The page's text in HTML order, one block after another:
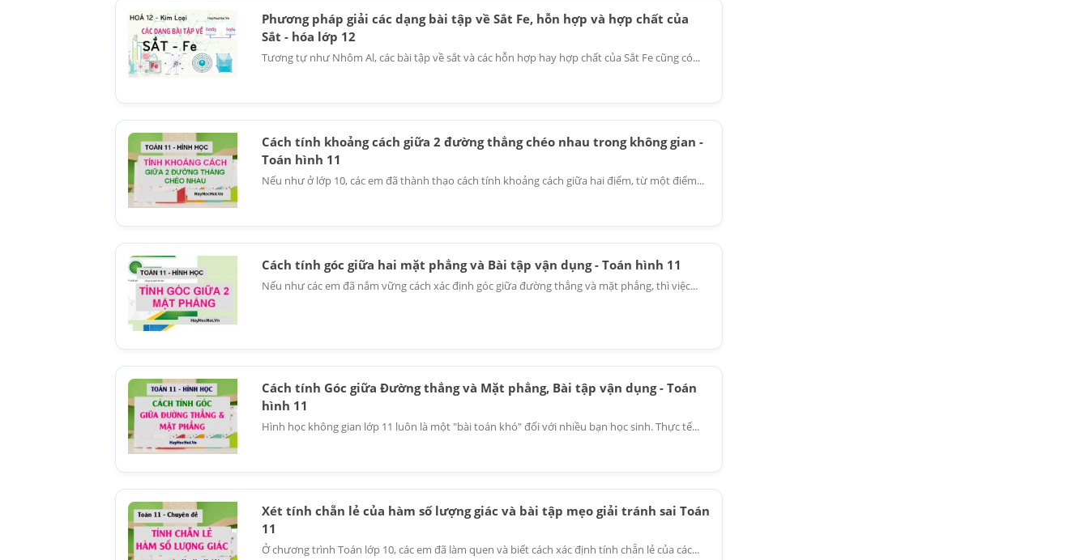
Phương pháp giải các dạng bài tập về Sắt Fe, hỗn hợp và hợp chất của
Sắt - hóa lớp 12
Tương tự như Nhôm Al, các bài tập về sắt và các hỗn hợp hay hợp chất của Sắt Fe cũng có...
Cách tính khoảng cách giữa 2 đường thẳng chéo nhau trong không gian -
Toán hình 11
Nếu như ở lớp 10, các em đã thành thạo cách tính khoảng cách giữa hai điểm, từ một điểm...
Cách tính góc giữa hai mặt phẳng và Bài tập vận dụng - Toán hình 11
Nếu như các em đã nắm vững cách xác định góc giữa đường thẳng và mặt phẳng, thì việc...
Cách tính Góc giữa Đường thẳng và Mặt phẳng, Bài tập vận dụng - Toán
hình 11
Hình học không gian lớp 11 luôn là một "bài toán khó" đối với nhiều bạn học sinh. Thực tế...
Xét tính chẵn lẻ của hàm số lượng giác và bài tập mẹo giải tránh sai Toán
11
Ở chương trình Toán lớp 10, các em đã làm quen và biết cách xác định tính chẵn lẻ của các...